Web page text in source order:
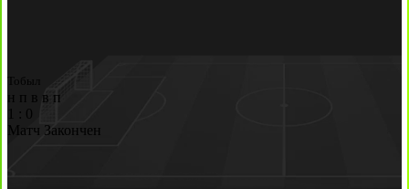
Тобыл
н п в в п
1
0
Матч Закончен